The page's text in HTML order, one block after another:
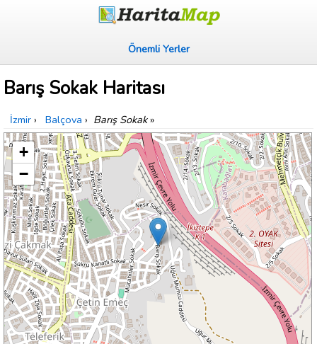
Önemli Yerler
Barış Sokak Haritası
İzmir › Balçova › Barış Sokak»
+
−